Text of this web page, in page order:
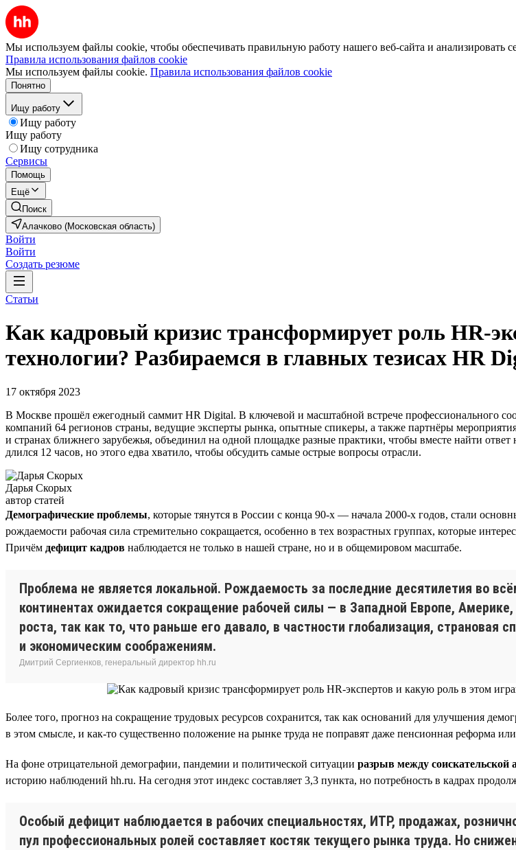
Мы используем файлы cookie, чтобы обеспечивать правильную работу нашего веб-сайта и анализировать
Правила использования файлов cookie
Мы используем файлы cookie. Правила использования файлов cookie
Понятно
Ищу работу
Ищу работу
Ищу работу
Ищу сотрудника
Сервисы
Помощь
Ещё
Поиск
Алачково (Московская область)
Войти
Войти
Создать резюме
Статьи
Как кадровый кризис трансформирует роль HR-
технологии? Разбираемся в главных тезисах HR
17 октября 2023
В Москве прошёл ежегодный саммит HR Digital. В ключевой и масштабной встрече профессионального
компаний 64 регионов страны, ведущие эксперты рынка, опытные спикеры, а также партнёры
и странах ближнего зарубежья, объединил на одной площадке разные практики, чтобы вместе найти
длился 12 часов, но этого едва хватило, чтобы обсудить самые острые вопросы отрасли.
Дарья Скорых
автор статей
Демографические проблемы, которые тянутся в России с конца 90-х — начала 2000-х годов, стали
рождаемости рабочая сила стремительно сокращается, особенно в тех возрастных группах, которые
Причём дефицит кадров наблюдается не только в нашей стране, но и в общемировом масштабе.
Проблема не является локальной. Рождаемость за последние десятилетия во
континентах ожидается сокращение рабочей силы — в Западной Европе,
роста, так как то, что раньше его давало, в частности глобализация, страновая
и экономическим соображениям.
Дмитрий Сергиенков, генеральный директор hh.ru
Более того, прогноз на сокращение трудовых ресурсов сохранится, так как оснований для улучшения
в этом смысле, и как-то существенно положение на рынке труда не поправят даже пенсионная реформа
На фоне отрицательной демографии, пандемии и политической ситуации разрыв между соискательской
историю наблюдений hh.ru. На сегодня этот индекс составляет 3,3 пункта, но потребность в кадрах
Особый дефицит наблюдается в рабочих специальностях, ИТР, продажах,
пул профессиональных ролей составляет костяк текущего рынка труда. Но